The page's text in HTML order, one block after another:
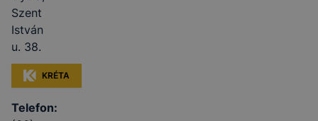
Szent
István
u. 38.
KRÉTA
Telefon: